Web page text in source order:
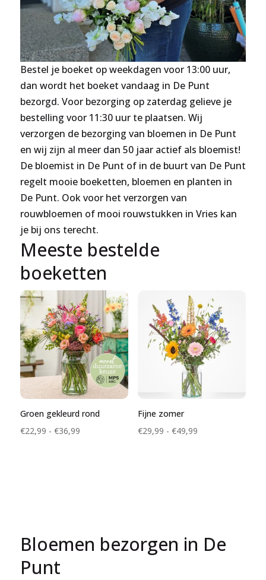
Bestel je boeket op weekdagen voor 13:00 uur,
dan wordt het boeket vandaag in De Punt
bezorgd. Voor bezorging op zaterdag gelieve je
bestelling voor 11:30 uur te plaatsen. Wij
verzorgen de bezorging van bloemen in De Punt
en wij zijn al meer dan 50 jaar actief als bloemist!
De bloemist in De Punt of in de buurt van De Punt
regelt mooie boeketten, bloemen en planten in
De Punt. Ook voor het verzorgen van
rouwbloemen of mooi rouwstukken in Vries kan
je bij ons terecht.
Meeste bestelde
boeketten
Groen gekleurd rond
€22,99 - €36,99Prijsklasse:
Fijne zomer
€29,99 - €49,99Prijsklasse:
Bloemen bezorgen in De
Punt